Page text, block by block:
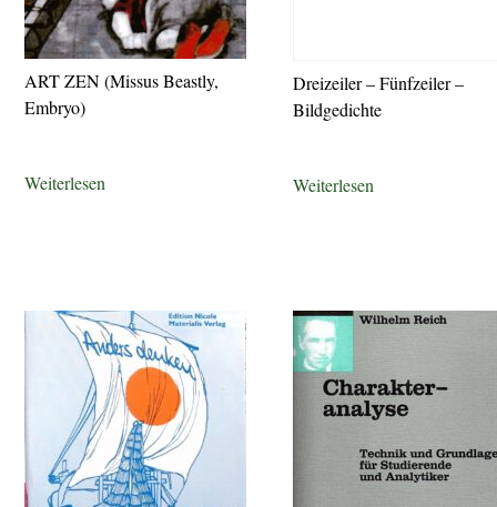
ART ZEN (Missus Beastly,
Embryo)
Weiterlesen
Dreizeiler – Fünfzeiler –
Bildgedichte
Weiterlesen